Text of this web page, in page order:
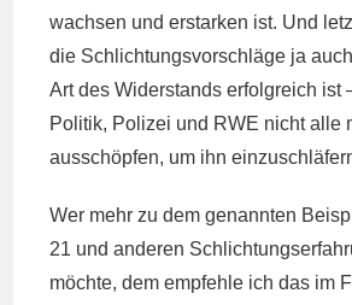
wachsen und erstarken ist. Und
die Schlichtungsvorschläge ja
Art des Widerstands erfolgreich ist
Politik, Polizei und RWE nicht alle
ausschöpfen, um ihn
Wer mehr zu dem genannten
21 und anderen
möchte, dem empfehle ich das im